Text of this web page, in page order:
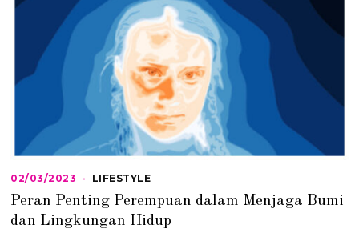
02/03/2023 0
/
0
3
LIFESTYLE
Peran Penting Perempuan dalam Menjaga Bumi
dan Lingkungan Hidup